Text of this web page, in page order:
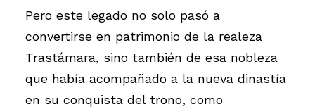
Pero este legado no solo pasó a
convertirse en patrimonio de la realeza
Trastámara, sino también de esa nobleza
que había acompañado a la nueva dinastía
en su conquista del trono, como